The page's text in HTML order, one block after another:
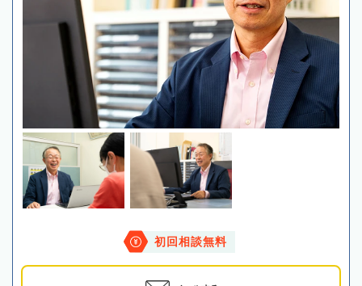
初回相談無料